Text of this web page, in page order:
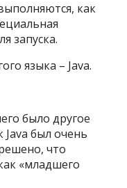
как
запуска.
языка – Java.
было другое
Java был очень
что
«младшего